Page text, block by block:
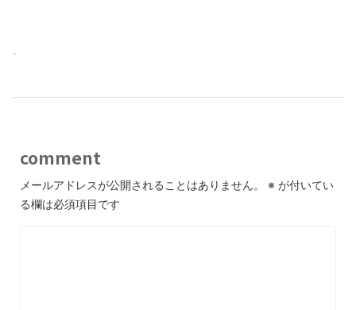
-
comment
メールアドレスが公開されることはありません。 ※ が付いてい
る欄は必須項目です